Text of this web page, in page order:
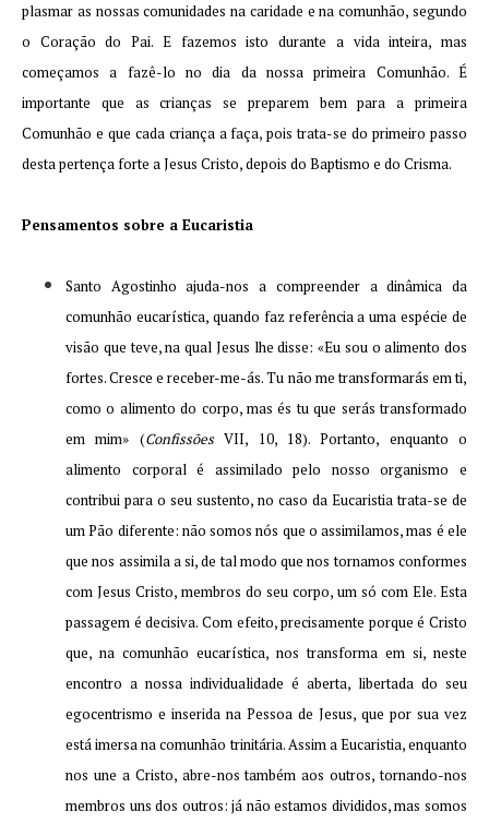
plasmar as nossas comunidades na caridade e na comunhão, segundo
o Coração do Pai. E fazemos isto durante a vida inteira, mas
começamos a fazê-lo no dia da nossa primeira Comunhão. É
importante que as crianças se preparem bem para a primeira
Comunhão e que cada criança a faça, pois trata-se do primeiro passo
desta pertença forte a Jesus Cristo, depois do Baptismo e do Crisma.
Pensamentos sobre a Eucaristia
Santo Agostinho ajuda-nos a compreender a dinâmica da
comunhão eucarística, quando faz referência a uma espécie de
visão que teve, na qual Jesus lhe disse: «Eu sou o alimento dos
fortes. Cresce e receber-me-ás. Tu não me transformarás em ti,
como o alimento do corpo, mas és tu que serás transformado
em mim» (ConfissõesVII, 10, 18). Portanto, enquanto o
alimento corporal é assimilado pelo nosso organismo e
contribui para o seu sustento, no caso da Eucaristia trata-se de
um Pão diferente: não somos nós que o assimilamos, mas é ele
que nos assimila a si, de tal modo que nos tornamos conformes
com Jesus Cristo, membros do seu corpo, um só com Ele. Esta
passagem é decisiva. Com efeito, precisamente porque é Cristo
que, na comunhão eucarística, nos transforma em si, neste
encontro a nossa individualidade é aberta, libertada do seu
egocentrismo e inserida na Pessoa de Jesus, que por sua vez
está imersa na comunhão trinitária. Assim a Eucaristia, enquanto
nos une a Cristo, abre-nos também aos outros, tornando-nos
membros uns dos outros: já não estamos divididos, mas somos